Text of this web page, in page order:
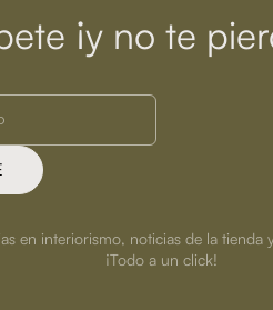
¡y no te
en interiorismo, noticias de la tienda
¡Todo a un click!